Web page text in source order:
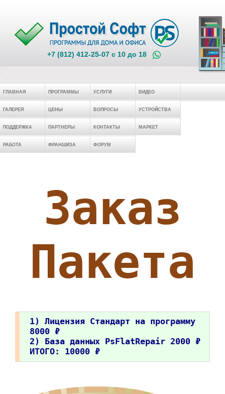
+7 (812) 412-25-07 c 10 до 18
ГЛАВНАЯ ПРОГРАММЫ УСЛУГИ ВИДЕО
ГАЛЕРЕЯ ЦЕНЫ ВОПРОСЫ УСТРОЙСТВА
ПОДДЕРЖКА ПАРТНЕРЫ КОНТАКТЫ МАРКЕТ
РАБОТА ФРАНШИЗА ФОРУМ
Заказ
Пакета
1) Лицензия Стандарт на программу
8000 ₽
2) База данных PsFlatRepair 2000 ₽
ИТОГО: 10000 ₽